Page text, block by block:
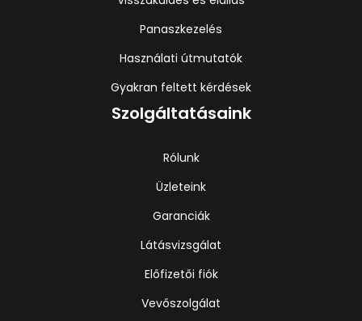
Panaszkezelés
Használati útmutatók
Gyakran feltett kérdések
Szolgáltatásaink
Rólunk
Üzleteink
Garanciák
Látásvizsgálat
Előfizetői fiók
Vevőszolgálat